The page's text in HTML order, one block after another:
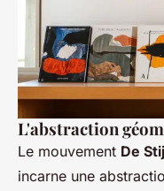
L'abstraction
Le mouvement De
incarne une